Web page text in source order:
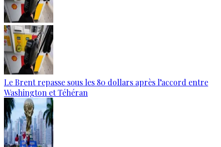
Le Brent repasse sous les 80 dollars après l’accord entre
Washington et Téhéran